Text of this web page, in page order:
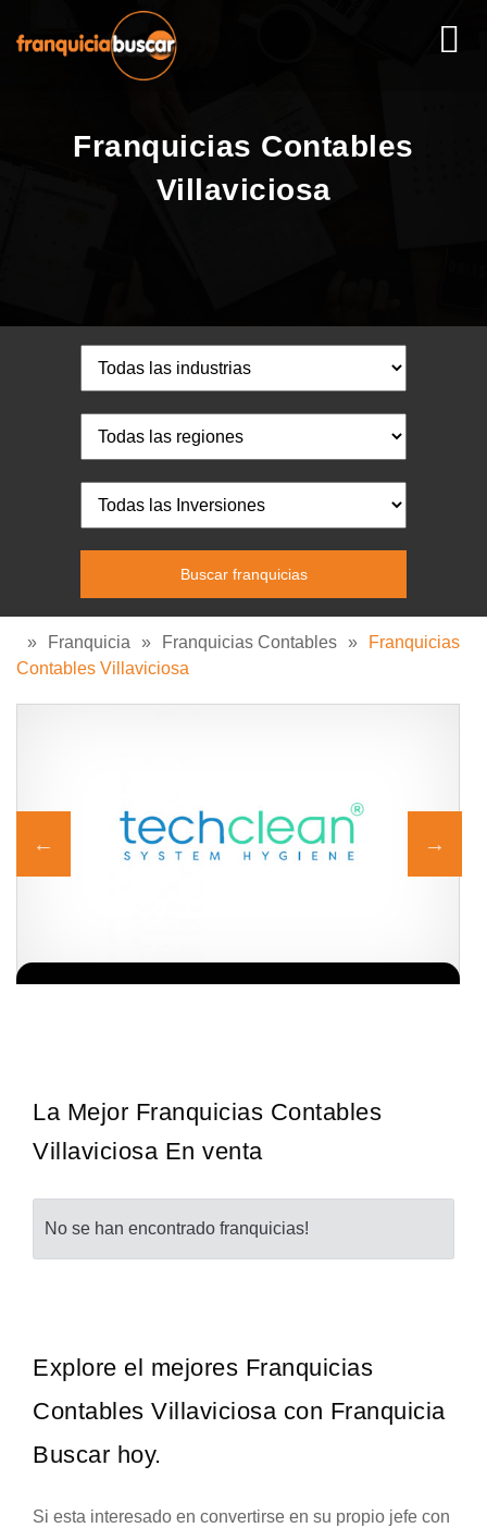
Franquicias Contables
Villaviciosa
» Franquicia » Franquicias Contables »
Franquicias
Contables Villaviciosa
La Mejor Franquicias Contables
Villaviciosa En venta
No se han encontrado franquicias!
Explore el mejores Franquicias
Contables Villaviciosa con Franquicia
Buscar hoy.
Si esta interesado en convertirse en su propio jefe con